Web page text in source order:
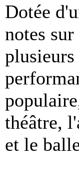
Dotée
notes
théâtre,
et le